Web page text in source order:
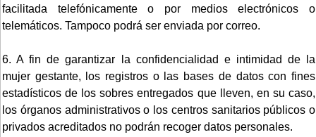
facilitada telefónicamente o por medios electrónicos o
telemáticos. Tampoco podrá ser enviada por correo.
6. A fin de garantizar la confidencialidad e intimidad de la
mujer gestante, los registros o las bases de datos con fines
estadísticos de los sobres entregados que lleven, en su caso,
los órganos administrativos o los centros sanitarios públicos o
privados acreditados no podrán recoger datos personales.